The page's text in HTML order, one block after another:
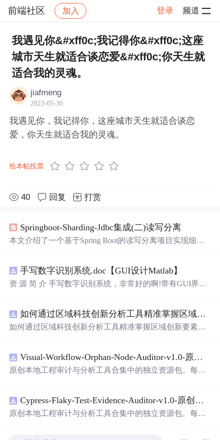
前端社区 加入 登录 频道
社区 前端社区 感慨 帖子详情
我遇见你&#xff0c;我记得你&#xff0c;这座
城市天生就适合谈恋爱&#xff0c;你天生就
适合我的灵魂。
jiafmeng
2023-05-30
我遇见你，我记得你，这座城市天生就适合谈恋
爱，你天生就适合我的灵魂。
给本帖投票
40 回复 打赏
Springboot-Sharding-Jdbc集成(二)读写分离
本文介绍了一个基于Spring Boot的读写分离项目实现细
的pom.xml依赖配置、关键代码示例及配置文件说明。
手写数字识别系统.doc【GUI设计Matlab】
资 源 简 介 手写数字识别系统，非常好的啊!带有GUI界
带有直观的图形用户界面（GUI），非常容易使用。你只
需要将手写数字输入系统，它将立即给出准确的识别结
是一个非常方便和实用的工具，你一定会喜欢它的！
如何通过区域科技创新分析工具精准掌握区域创新要素分布与产业链融合现状？.docx
如何通过区域科技创新分析工具精准掌握区域创新要素分
Visual-Workflow-Orphan-Node-Auditor-v1.0-原创源码与文档.zip
原创本地工程审计与分析工具合集中的独立资源包。每个
README、运行说明、功能清单、MIT License及原创与授
权声明。解压后进入project目录，执行npm test验证算法，
Cypress-Flaky-Test-Evidence-Auditor-v1.0-原创源码与文档.zip
原创本地工程审计与分析工具合集中的独立资源包。每个